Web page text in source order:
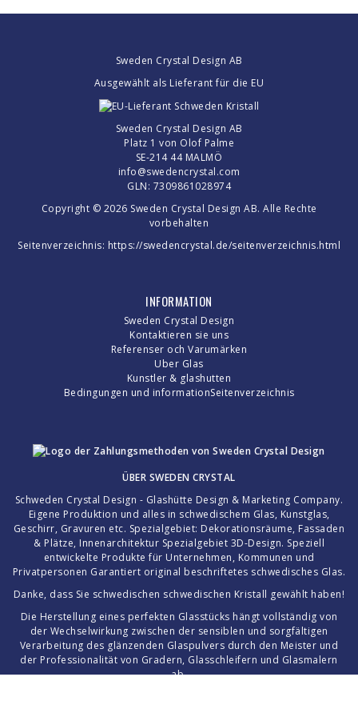
Sweden Crystal Design AB
Ausgewählt als Lieferant für die EU
Sweden Crystal Design AB
Platz 1 von Olof Palme
SE-214 44 MALMÖ
info@swedencrystal.com
GLN: 7309861028974
Copyright © 2026 Sweden Crystal Design AB. Alle Rechte
vorbehalten
Seitenverzeichnis: https://swedencrystal.de/seitenverzeichnis.html
INFORMATION
Sweden Crystal Design
Kontaktieren sie uns
Referenser och Varumärken
Uber Glas
Kunstler & glashutten
Bedingungen und informationSeitenverzeichnis
ÜBER SWEDEN CRYSTAL
Schweden Crystal Design - Glashütte Design & Marketing Company.
Eigene Produktion und alles in schwedischem Glas, Kunstglas,
Geschirr, Gravuren etc. Spezialgebiet: Dekorationsräume, Fassaden
& Plätze, Innenarchitektur Spezialgebiet 3D-Design. Speziell
entwickelte Produkte für Unternehmen, Kommunen und
Privatpersonen Garantiert original beschriftetes schwedisches Glas.
Danke, dass Sie schwedischen schwedischen Kristall gewählt haben!
Die Herstellung eines perfekten Glasstücks hängt vollständig von
der Wechselwirkung zwischen der sensiblen und sorgfältigen
Verarbeitung des glänzenden Glaspulvers durch den Meister und
der Professionalität von Gradern, Glasschleifern und Glasmalern
ab.